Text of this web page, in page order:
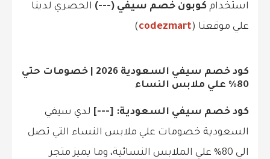
استخدام كوبون خصم سيفي (---) الحصري لدينا
علي موقعنا (codezmart
)
كود خصم سيفي السعودية 2026 | خصومات حتي
80% علي ملابس النساء
كود خصم سيفي السعودية: [---]
لدي سيفي
السعودية خصومات علي ملابس النساء التي تصل
الي 80% علي الملابس النسائية، وما يميز متجر